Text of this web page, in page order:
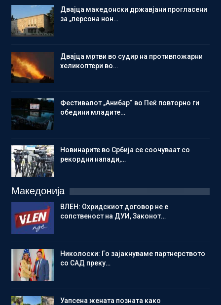
Двајца македонски државјани прогласени
за „персона нон…
Двајца мртви во судир на противпожарни
хеликоптери во…
Фестивалот „Анибар“ во Пеќ повторно ги
обедини младите…
Новинарите во Србија се соочуваат со
рекордни напади,…
Македонија
ВЛЕН: Охридскиот договор не е
сопственост на ДУИ, Законот…
Николоски: Го зајакнуваме партнерството
со САД преку…
Уапсена жената позната како